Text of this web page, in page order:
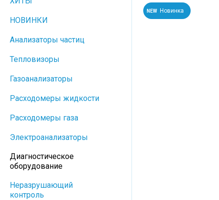
Новинка
NEW
НОВИНКИ
Анализаторы частиц
Тепловизоры
Газоанализаторы
Расходомеры жидкости
Расходомеры газа
Электроанализаторы
Диагностическое
оборудование
Неразрушающий
контроль